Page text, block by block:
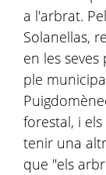
a l'arbrat.
Solanellas,
en les
ple
forestal, i
tenir una
que "els